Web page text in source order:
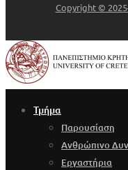
Copyright ©
Τμήμα
Παρουσίαση
Ανθρώπινο
Εργαστήρια